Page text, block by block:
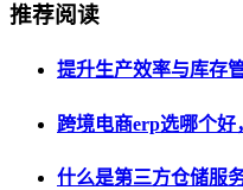
推荐阅读
提升生产效率与库存
跨境电商erp选哪个
什么是第三方仓储服